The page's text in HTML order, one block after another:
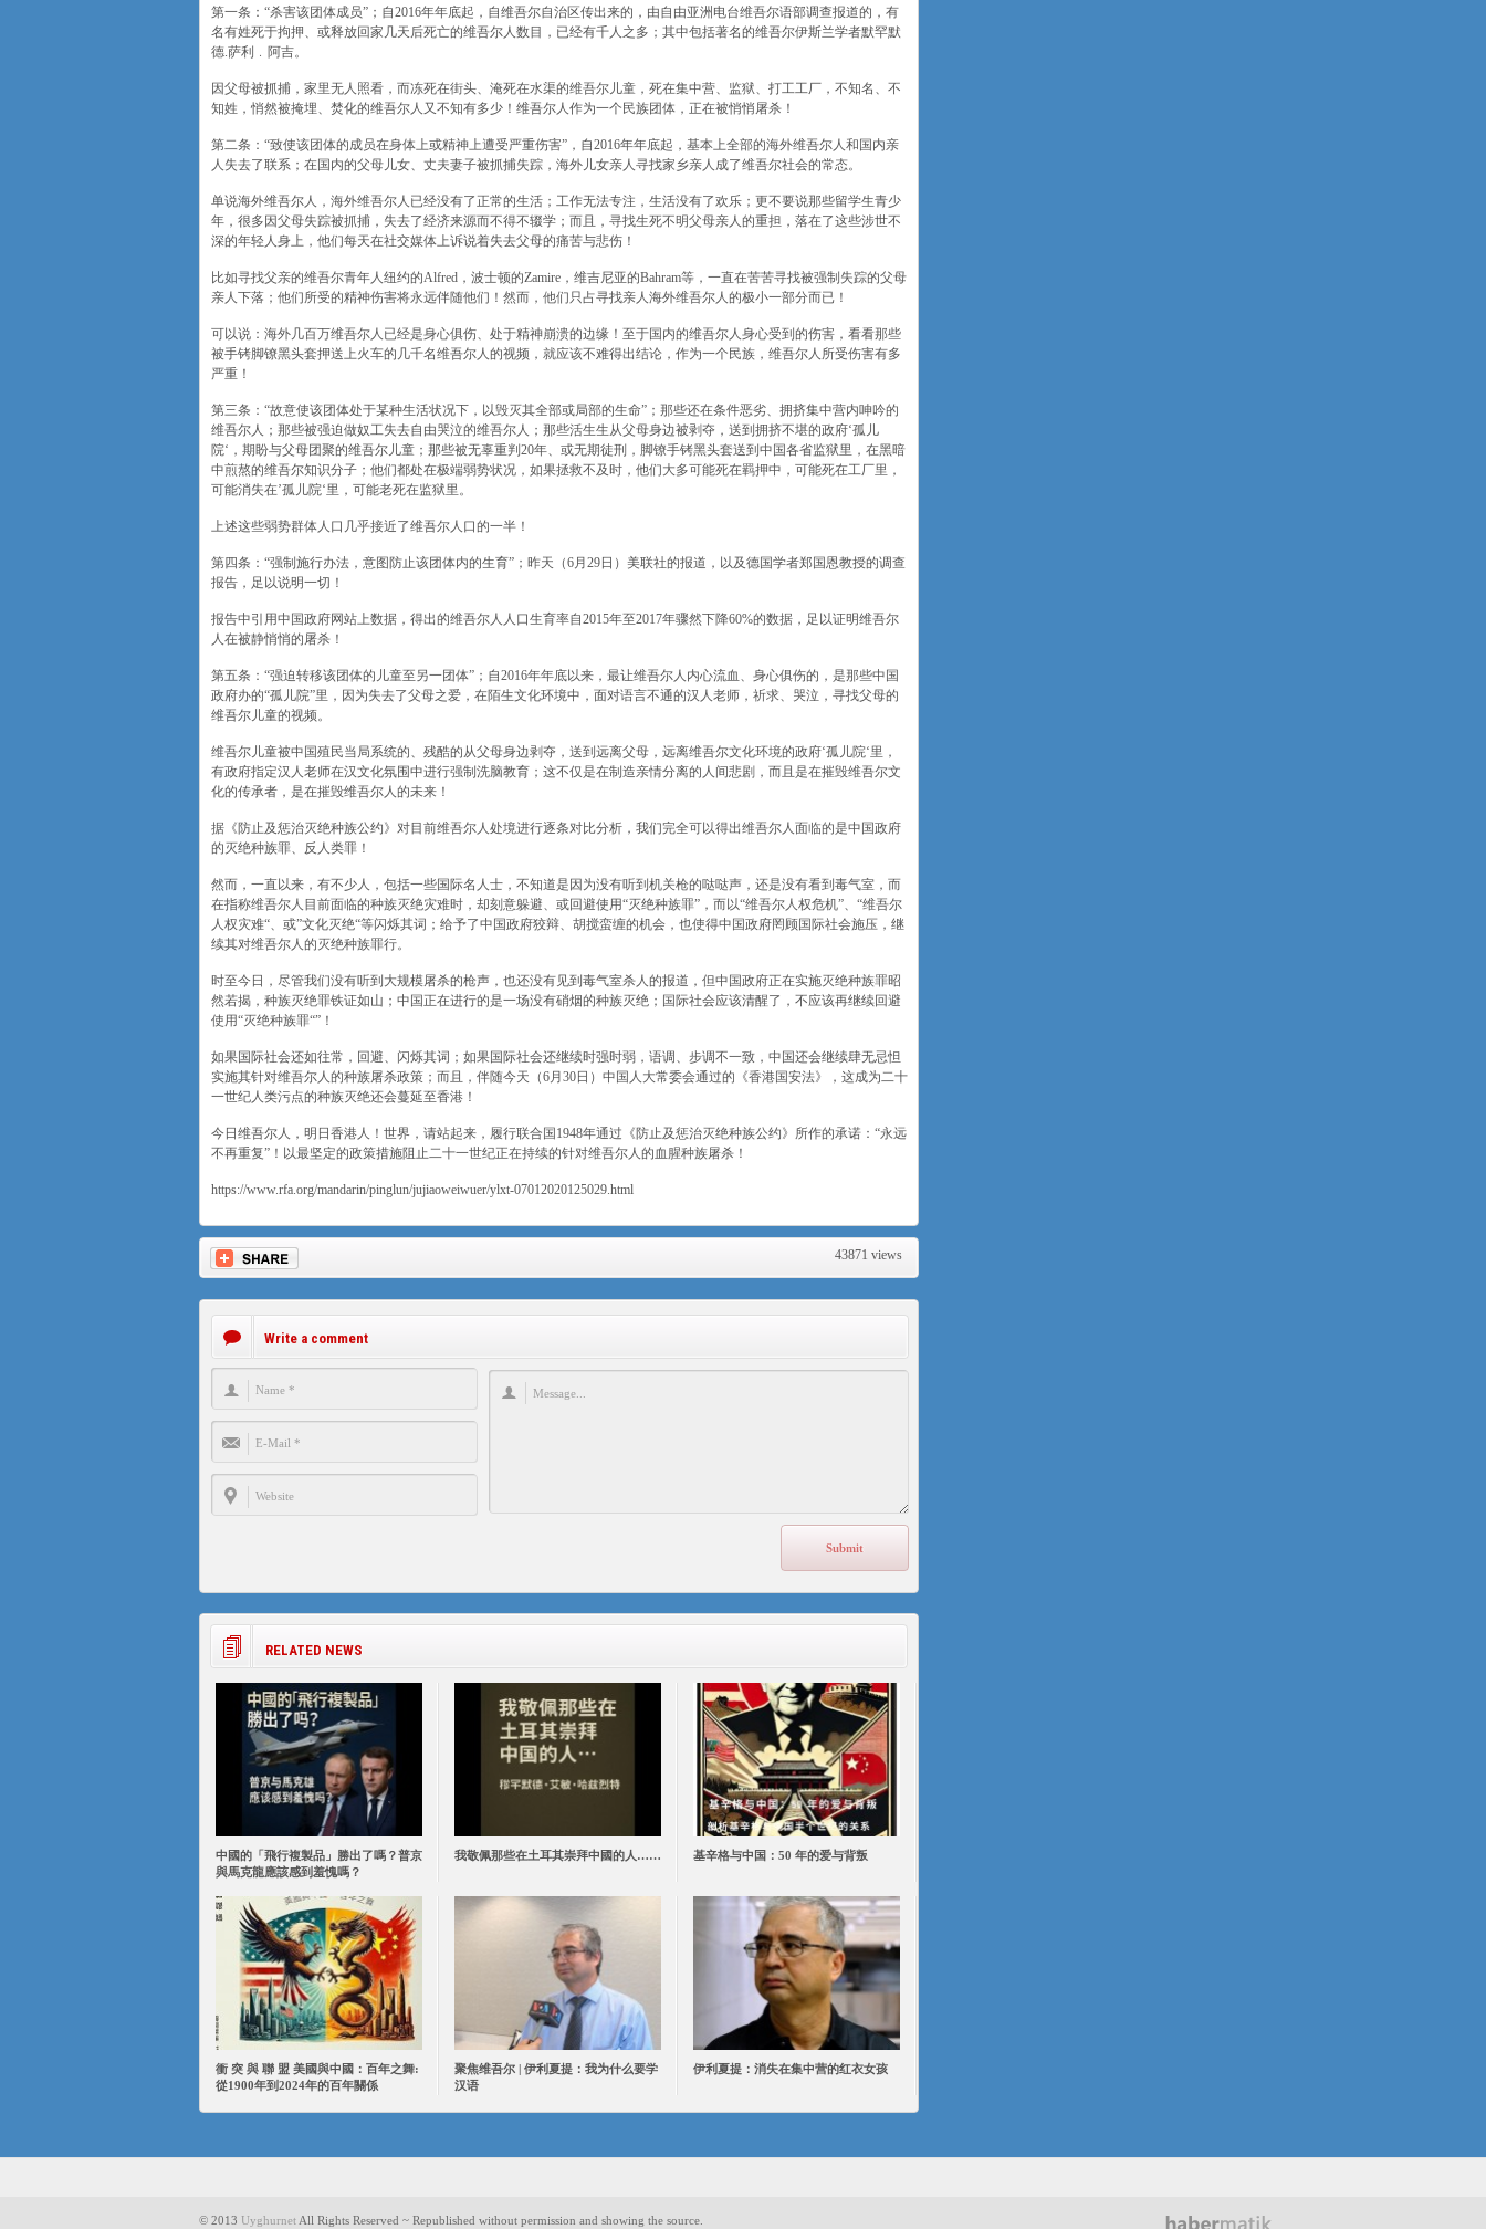
第一条：“杀害该团体成员”；自2016年年底起，自维吾尔自治区传出来的，由自由亚洲电台维吾尔语部调查报道的，有
名有姓死于拘押、或释放回家几天后死亡的维吾尔人数目，已经有千人之多；其中包括著名的维吾尔伊斯兰学者默罕默
德.萨利﹒阿吉。
因父母被抓捕，家里无人照看，而冻死在街头、淹死在水渠的维吾尔儿童，死在集中营、监狱、打工工厂，不知名、不
知姓，悄然被掩埋、焚化的维吾尔人又不知有多少！维吾尔人作为一个民族团体，正在被悄悄屠杀！
第二条：“致使该团体的成员在身体上或精神上遭受严重伤害”，自2016年年底起，基本上全部的海外维吾尔人和国内亲
人失去了联系；在国内的父母儿女、丈夫妻子被抓捕失踪，海外儿女亲人寻找家乡亲人成了维吾尔社会的常态。
单说海外维吾尔人，海外维吾尔人已经没有了正常的生活；工作无法专注，生活没有了欢乐；更不要说那些留学生青少
年，很多因父母失踪被抓捕，失去了经济来源而不得不辍学；而且，寻找生死不明父母亲人的重担，落在了这些涉世不
深的年轻人身上，他们每天在社交媒体上诉说着失去父母的痛苦与悲伤！
比如寻找父亲的维吾尔青年人纽约的Alfred，波士顿的Zamire，维吉尼亚的Bahram等，一直在苦苦寻找被强制失踪的父母
亲人下落；他们所受的精神伤害将永远伴随他们！然而，他们只占寻找亲人海外维吾尔人的极小一部分而已！
可以说：海外几百万维吾尔人已经是身心俱伤、处于精神崩溃的边缘！至于国内的维吾尔人身心受到的伤害，看看那些
被手铐脚镣黑头套押送上火车的几千名维吾尔人的视频，就应该不难得出结论，作为一个民族，维吾尔人所受伤害有多
严重！
第三条：“故意使该团体处于某种生活状况下，以毁灭其全部或局部的生命”；那些还在条件恶劣、拥挤集中营内呻吟的
维吾尔人；那些被强迫做奴工失去自由哭泣的维吾尔人；那些活生生从父母身边被剥夺，送到拥挤不堪的政府‘孤儿
院‘，期盼与父母团聚的维吾尔儿童；那些被无辜重判20年、或无期徒刑，脚镣手铐黑头套送到中国各省监狱里，在黑暗
中煎熬的维吾尔知识分子；他们都处在极端弱势状况，如果拯救不及时，他们大多可能死在羁押中，可能死在工厂里，
可能消失在’孤儿院‘里，可能老死在监狱里。
上述这些弱势群体人口几乎接近了维吾尔人口的一半！
第四条：“强制施行办法，意图防止该团体内的生育”；昨天（6月29日）美联社的报道，以及德国学者郑国恩教授的调查
报告，足以说明一切！
报告中引用中国政府网站上数据，得出的维吾尔人人口生育率自2015年至2017年骤然下降60%的数据，足以证明维吾尔
人在被静悄悄的屠杀！
第五条：“强迫转移该团体的儿童至另一团体”；自2016年年底以来，最让维吾尔人内心流血、身心俱伤的，是那些中国
政府办的“孤儿院”里，因为失去了父母之爱，在陌生文化环境中，面对语言不通的汉人老师，祈求、哭泣，寻找父母的
维吾尔儿童的视频。
维吾尔儿童被中国殖民当局系统的、残酷的从父母身边剥夺，送到远离父母，远离维吾尔文化环境的政府‘孤儿院‘里，
有政府指定汉人老师在汉文化氛围中进行强制洗脑教育；这不仅是在制造亲情分离的人间悲剧，而且是在摧毁维吾尔文
化的传承者，是在摧毁维吾尔人的未来！
据《防止及惩治灭绝种族公约》对目前维吾尔人处境进行逐条对比分析，我们完全可以得出维吾尔人面临的是中国政府
的灭绝种族罪、反人类罪！
然而，一直以来，有不少人，包括一些国际名人士，不知道是因为没有听到机关枪的哒哒声，还是没有看到毒气室，而
在指称维吾尔人目前面临的种族灭绝灾难时，却刻意躲避、或回避使用“灭绝种族罪”，而以“维吾尔人权危机”、“维吾尔
人权灾难“、或”文化灭绝“等闪烁其词；给予了中国政府狡辩、胡搅蛮缠的机会，也使得中国政府罔顾国际社会施压，继
续其对维吾尔人的灭绝种族罪行。
时至今日，尽管我们没有听到大规模屠杀的枪声，也还没有见到毒气室杀人的报道，但中国政府正在实施灭绝种族罪昭
然若揭，种族灭绝罪铁证如山；中国正在进行的是一场没有硝烟的种族灭绝；国际社会应该清醒了，不应该再继续回避
使用“灭绝种族罪“”！
如果国际社会还如往常，回避、闪烁其词；如果国际社会还继续时强时弱，语调、步调不一致，中国还会继续肆无忌怛
实施其针对维吾尔人的种族屠杀政策；而且，伴随今天（6月30日）中国人大常委会通过的《香港国安法》，这成为二十
一世纪人类污点的种族灭绝还会蔓延至香港！
今日维吾尔人，明日香港人！世界，请站起来，履行联合国1948年通过《防止及惩治灭绝种族公约》所作的承诺：“永远
不再重复”！以最坚定的政策措施阻止二十一世纪正在持续的针对维吾尔人的血腥种族屠杀！
https://www.rfa.org/mandarin/pinglun/jujiaoweiwuer/ylxt-07012020125029.html
43871 views
Write a comment
RELATED NEWS
中國的「飛行複製品」勝出了嗎？普京
與馬克龍應該感到羞愧嗎？
我敬佩那些在土耳其崇拜中國的人…… 基辛格与中国：50 年的爱与背叛
衝 突 與 聯 盟 美國與中國：百年之舞:
從1900年到2024年的百年關係
聚焦维吾尔 | 伊利夏提：我为什么要学
汉语
伊利夏提：消失在集中营的红衣女孩
© 2013 UyghurnetAll Rights Reserved ~ Republished without permission and showing the source.